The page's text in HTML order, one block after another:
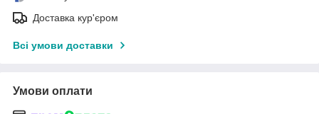
Доставка кур'єром
Всі умови доставки
Умови оплати